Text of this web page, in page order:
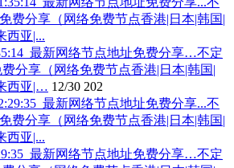
最新网络节点地址免费分享…不定
分享（网络免费节点香港|日本|韩国|
西亚|… 12/30 202
最新网络节点地址免费分享…不定